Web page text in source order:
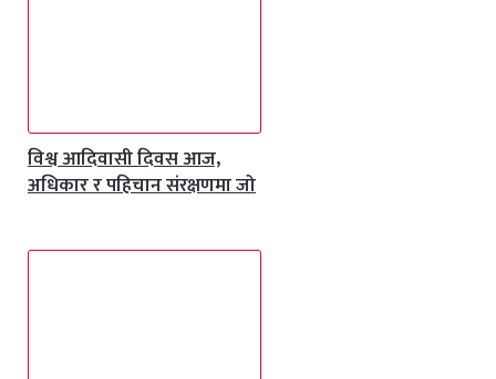
विश्व आदिवासी दिवस आज,
अधिकार र पहिचान संरक्षणमा जो